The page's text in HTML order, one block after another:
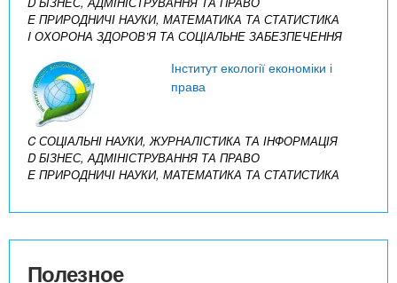
E ПРИРОДНИЧІ НАУКИ, МАТЕМАТИКА ТА СТАТИСТИКА
I ОХОРОНА ЗДОРОВ’Я ТА СОЦІАЛЬНЕ ЗАБЕЗПЕЧЕННЯ
Інститут екології економіки і
права
C СОЦІАЛЬНІ НАУКИ, ЖУРНАЛІСТИКА ТА ІНФОРМАЦІЯ
D БІЗНЕС, АДМІНІСТРУВАННЯ ТА ПРАВО
E ПРИРОДНИЧІ НАУКИ, МАТЕМАТИКА ТА СТАТИСТИКА
Полезное